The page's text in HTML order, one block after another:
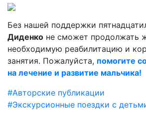
Без нашей поддержки
Диденко не сможет продолжать
необходимую реабилитацию и
занятия. Пожалуйста, помогите
на лечение и развитие мальчика!
#Авторские публикации
#Экскурсионные поездки с